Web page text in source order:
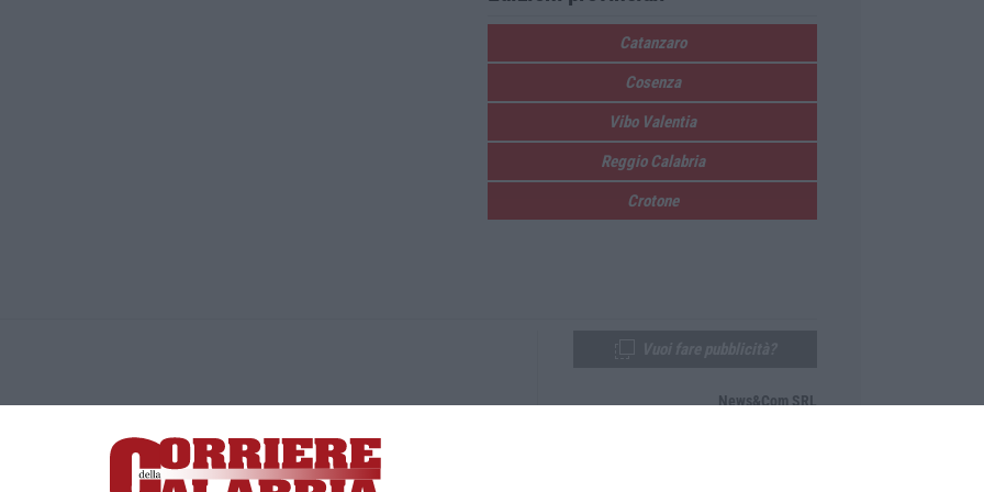
Catanzaro
Cosenza
Vibo Valentia
Reggio Calabria
Crotone
Lamezia Terme (CZ)
responsabile Paola Militano |Privacy
News&Com SRL